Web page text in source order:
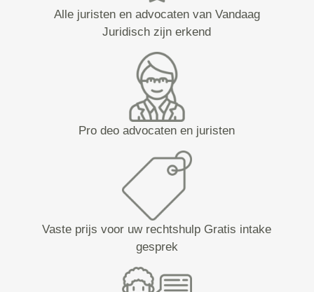
Alle juristen en advocaten van Vandaag
Juridisch zijn erkend
Pro deo advocaten en juristen
Vaste prijs voor uw rechtshulp Gratis intake
gesprek